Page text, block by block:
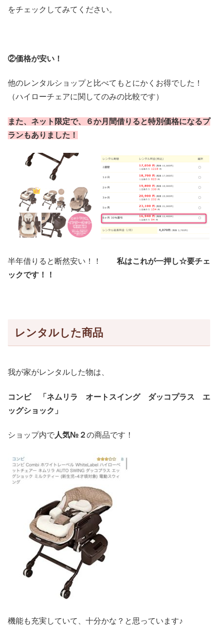
をチェックしてみてください。
②価格が安い！
他のレンタルショップと比べてもとにかくお得でした！
（ハイローチェアに関してのみの比較です）
また、ネット限定で、６か月間借りると特別価格になるプ
ランもありました！
半年借りると断然安い！！ 私はこれが一押し☆要チェ
ックです！！
レンタルした商品
我が家がレンタルした物は、
コンビ 「ネムリラ オートスイング ダッコプラス エ
ッグショック」
ショップ内で人気№２の商品です！
機能も充実していて、十分かな？と思っています♪